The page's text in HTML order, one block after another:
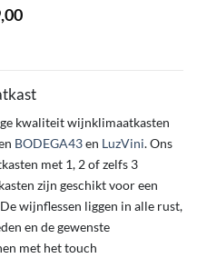
kwaliteit wijnklimaatkasten
BODEGA43en LuzVini. Ons
met 1, 2 of zelfs 3
zijn geschikt voor een
wijnflessen liggen in alle rust,
en de gewenste
met het touch